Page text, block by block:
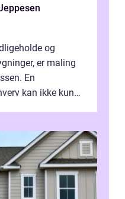
og
er maling
En
kan ikke kun